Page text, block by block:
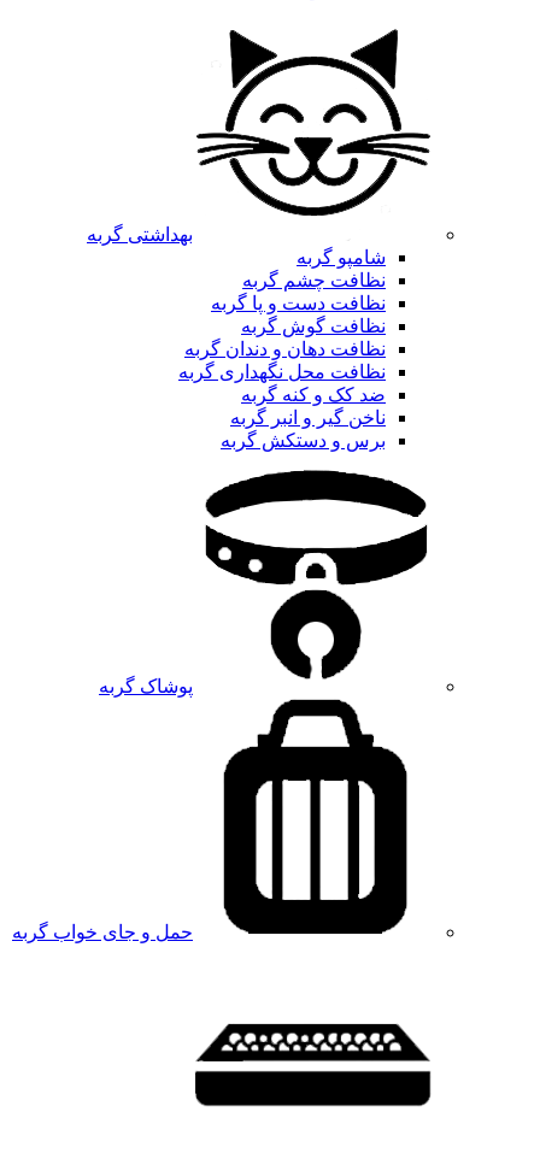
بهداشتی گربه
شامپو گربه
نظافت چشم گربه
نظافت دست و پا گربه
نظافت گوش گربه
نظافت دهان و دندان گربه
نظافت محل نگهداری گربه
ضد کک و کنه گربه
ناخن گیر و انبر گربه
برس و دستکش گربه
پوشاک گربه
حمل و جای خواب گربه